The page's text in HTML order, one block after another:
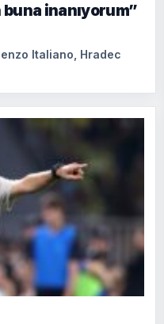
inanıyorum”
Italiano, Hradec